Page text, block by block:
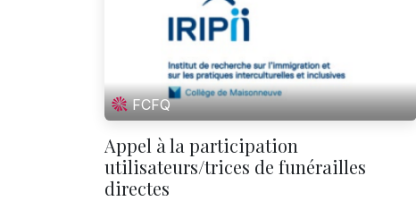
FCFQ
Appel à la participation
utilisateurs/trices de funérailles
directes